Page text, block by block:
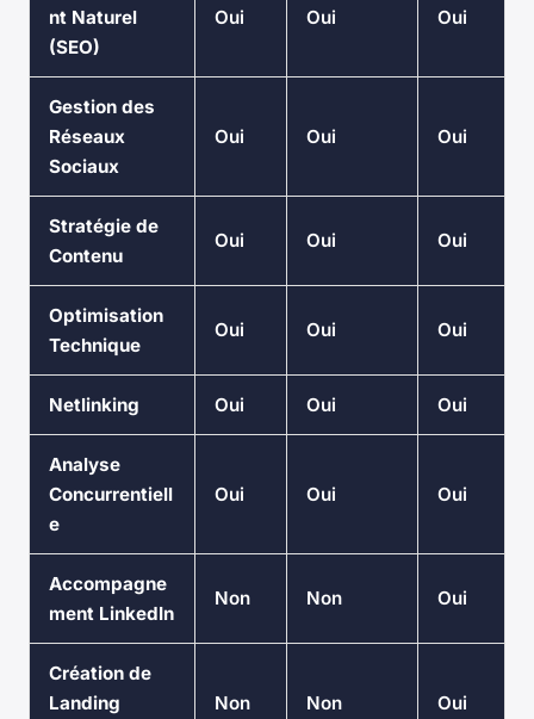
nt Naturel
(SEO)
Oui Oui Oui
Gestion des
Réseaux
Sociaux
Oui Oui Oui
Stratégie de
Contenu
Oui Oui Oui
Optimisation
Technique
Oui Oui Oui
Netlinking Oui Oui Oui
Analyse
Concurrentiell
e
Oui Oui Oui
Accompagne
ment LinkedIn
Non Non Oui
Création de
Landing
Non Non Oui